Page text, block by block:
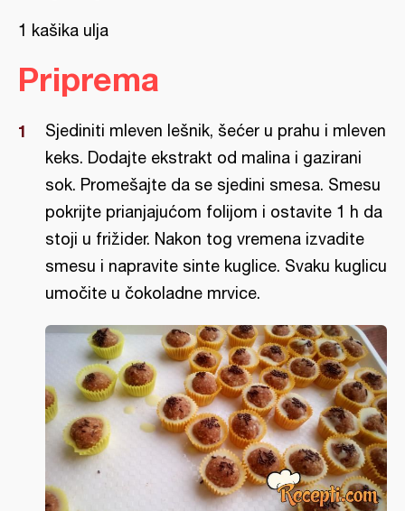
1 kašika ulja
Priprema
Sjediniti mleven lešnik, šećer u prahu i mleven
keks. Dodajte ekstrakt od malina i gazirani
sok. Promešajte da se sjedini smesa. Smesu
pokrijte prianjajućom folijom i ostavite 1 h da
stoji u frižider. Nakon tog vremena izvadite
smesu i napravite sinte kuglice. Svaku kuglicu
umočite u čokoladne mrvice.